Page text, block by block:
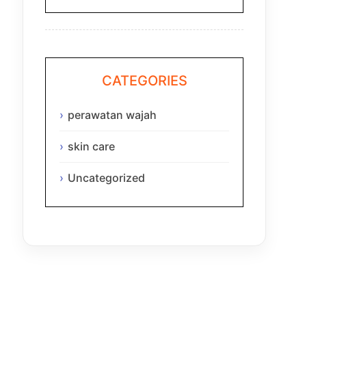
CATEGORIES
perawatan wajah
skin care
Uncategorized